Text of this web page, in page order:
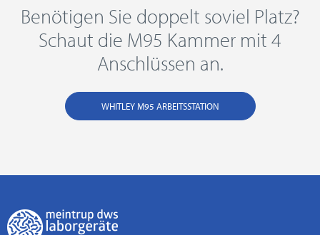
Benötigen Sie doppelt soviel Platz?
Schaut die M95 Kammer mit 4
Anschlüssen an.
WHITLEY M95 ARBEITSSTATION